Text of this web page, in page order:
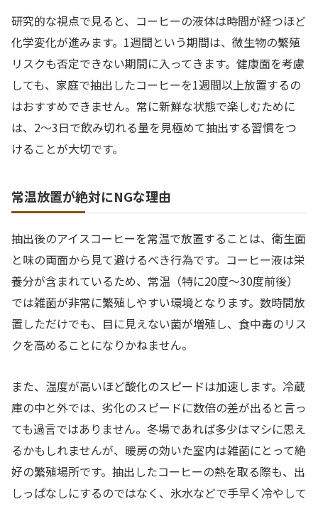
研究的な視点で見ると、コーヒーの液体は時間が経つほど
化学変化が進みます。1週間という期間は、微生物の繁殖
リスクも否定できない期間に入ってきます。健康面を考慮
しても、家庭で抽出したコーヒーを1週間以上放置するの
はおすすめできません。常に新鮮な状態で楽しむために
は、2〜3日で飲み切れる量を見極めて抽出する習慣をつ
けることが大切です。
常温放置が絶対にNGな理由
抽出後のアイスコーヒーを常温で放置することは、衛生面
と味の両面から見て避けるべき行為です。コーヒー液は栄
養分が含まれているため、常温（特に20度〜30度前後）
では雑菌が非常に繁殖しやすい環境となります。数時間放
置しただけでも、目に見えない菌が増殖し、食中毒のリス
クを高めることになりかねません。
また、温度が高いほど酸化のスピードは加速します。冷蔵
庫の中と外では、劣化のスピードに数倍の差が出ると言っ
ても過言ではありません。冬場であれば多少はマシに思え
るかもしれませんが、暖房の効いた室内は雑菌にとって絶
好の繁殖場所です。抽出したコーヒーの熱を取る際も、出
しっぱなしにするのではなく、氷水などで手早く冷やして